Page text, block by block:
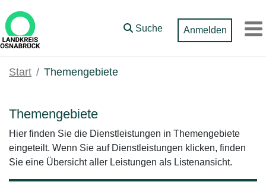
Zum Hauptinhalt springen
Suche
Anmelden
Start Themengebiete
Themengebiete
Hier finden Sie die Dienstleistungen in Themengebiete
eingeteilt. Wenn Sie auf Dienstleistungen klicken, finden
Sie eine Übersicht aller Leistungen als Listenansicht.